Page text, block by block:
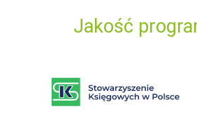
Jakość